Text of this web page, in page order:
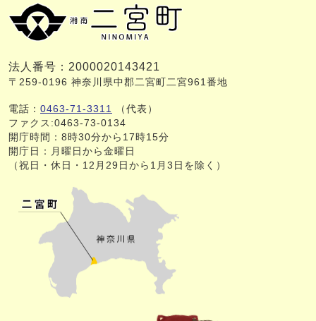
法人番号：2000020143421
〒259-0196 神奈川県中郡二宮町二宮961番地
電話： 0463-71-3311
（代表）
ファクス:0463-73-0134
開庁時間：8時30分から17時15分
開庁日：月曜日から金曜日
（祝日・休日・12月29日から1月3日を除く）